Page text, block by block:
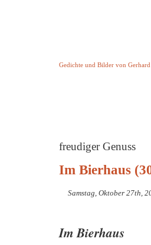
Gedichte und Bilder von
freudiger Genuss
Im Bierhaus
Samstag, Oktober 27th,
Im Bierhaus